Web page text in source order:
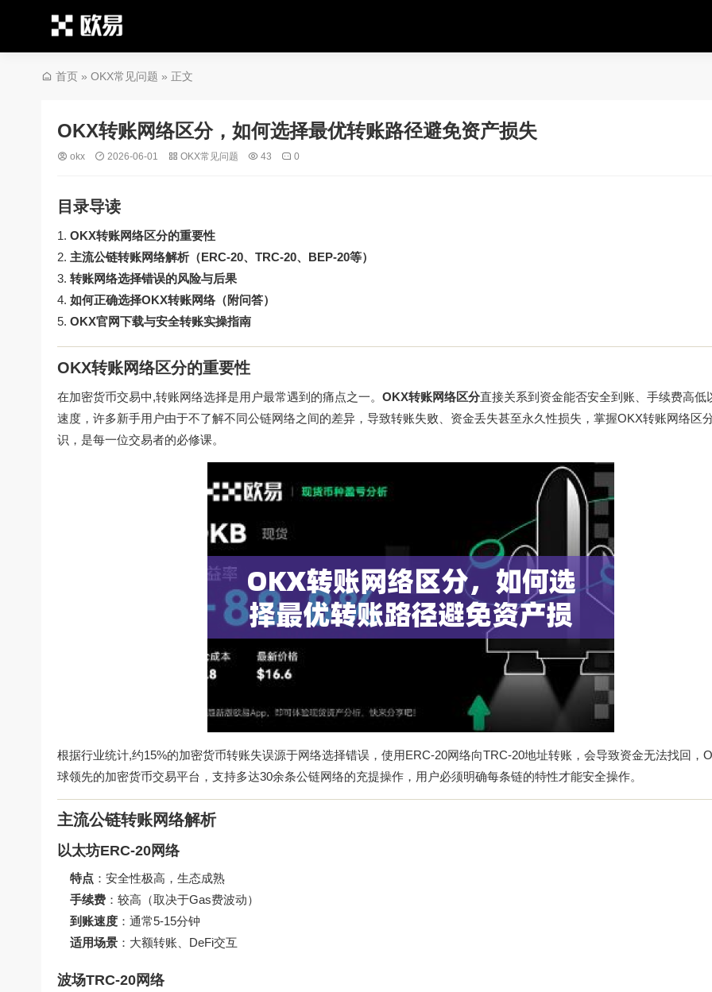
首页 » OKX常见问题 » 正文
OKX转账网络区分，如何选择最优转账路径避免资产损失
okx 2026-06-01 OKX常见问题 43 0
目录导读
OKX转账网络区分的重要性
主流公链转账网络解析（ERC-20、TRC-20、BEP-20等）
转账网络选择错误的风险与后果
如何正确选择OKX转账网络（附问答）
OKX官网下载与安全转账实操指南
OKX转账网络区分的重要性
在加密货币交易中,转账网络选择是用户最常遇到的痛点之一。 OKX转账网络区分直接关系到资金能否安全到账、手续费高低
速度，许多新手用户由于不了解不同公链网络之间的差异，导致转账失败、资金丢失甚至永久性损失，掌握OKX转账网络区
识，是每一位交易者的必修课。
根据行业统计,约15%的加密货币转账失误源于网络选择错误，使用ERC-20网络向TRC-20地址转账，会导致资金无法找回，
球领先的加密货币交易平台，支持多达30余条公链网络的充提操作，用户必须明确每条链的特性才能安全操作。
主流公链转账网络解析
以太坊ERC-20网络
特点 ：安全性极高，生态成熟
手续费 ：较高（取决于Gas费波动）
到账速度 ：通常5-15分钟
适用场景 ：大额转账、DeFi交互
波场TRC-20网络